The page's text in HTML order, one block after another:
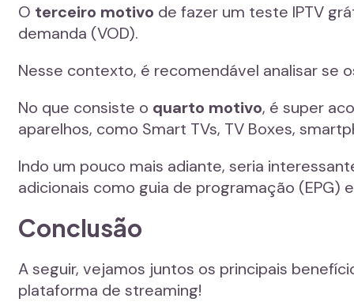
O terceiro motivo de fazer um teste IPTV
demanda (VOD).
Nesse contexto, é recomendável analisar se
No que consiste o quarto motivo, é super
aparelhos, como Smart TVs, TV Boxes,
Indo um pouco mais adiante, seria
adicionais como guia de programação (EPG)
Conclusão
A seguir, vejamos juntos os principais
plataforma de streaming!